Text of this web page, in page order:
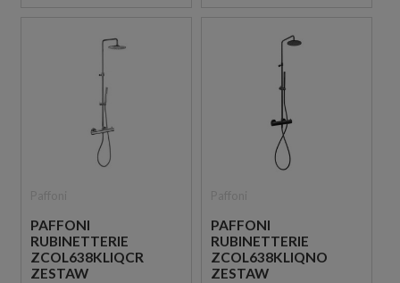
PAFFONI
RUBINETTERIE
ZCOL638KLIQCR
ZESTAW
PAFFONI
RUBINETTERIE
ZCOL638KLIQNO
ZESTAW